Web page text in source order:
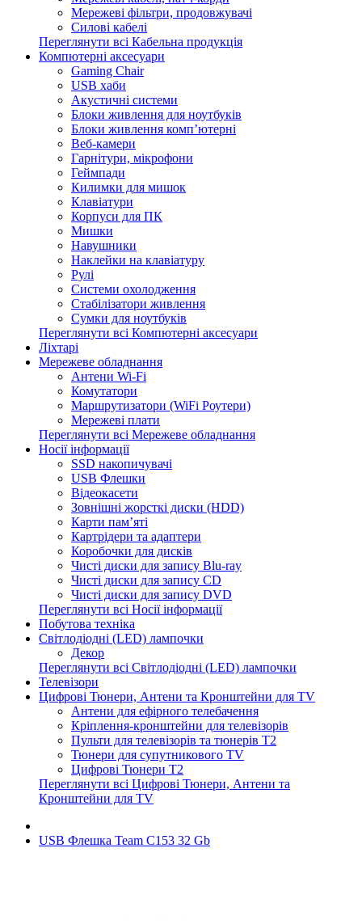
Мережеві фільтри, продовжувачі
Силові кабелі
Переглянути всі Кабельна продукція
Компютерні аксесуари
Gaming Chair
USB хаби
Акустичні системи
Блоки живлення для ноутбуків
Блоки живлення комп’ютерні
Веб-камери
Гарнітури, мікрофони
Геймпади
Килимки для мишок
Клавіатури
Корпуси для ПК
Мишки
Навушники
Наклейки на клавіатуру
Рулі
Системи охолодження
Стабілізатори живлення
Сумки для ноутбуків
Переглянути всі Компютерні аксесуари
Ліхтарі
Мережеве обладнання
Антени Wi-Fi
Комутатори
Маршрутизатори (WiFi Роутери)
Мережеві плати
Переглянути всі Мережеве обладнання
Носії інформації
SSD накопичувачі
USB Флешки
Відеокасети
Зовнішні жорсткі диски (HDD)
Карти пам’яті
Картрідери та адаптери
Коробочки для дисків
Чисті диски для запису Blu-ray
Чисті диски для запису CD
Чисті диски для запису DVD
Переглянути всі Носії інформації
Побутова техніка
Світлодіодні (LED) лампочки
Декор
Переглянути всі Світлодіодні (LED) лампочки
Телевізори
Цифрові Тюнери, Антени та Кронштейни для TV
Антени для ефірного телебачення
Кріплення-кронштейни для телевізорів
Пульти для телевізорів та тюнерів T2
Тюнери для супутникового TV
Цифрові Тюнери T2
Переглянути всі Цифрові Тюнери, Антени та
Кронштейни для TV
USB Флешка Team C153 32 Gb